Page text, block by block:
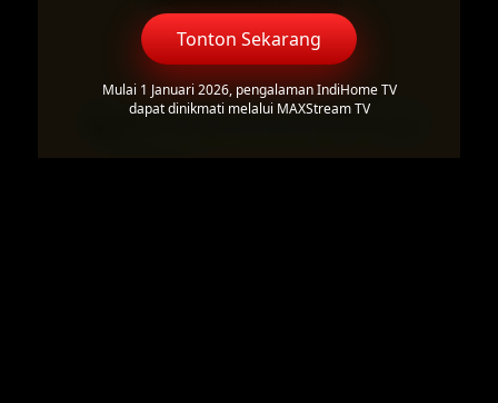
Tonton Sekarang
Mulai 1 Januari 2026, pengalaman IndiHome TV
dapat dinikmati melalui MAXStream TV